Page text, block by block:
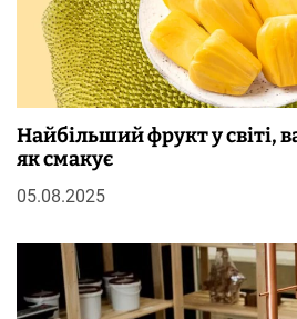
Найбільший фрукт у світі,
як смакує
05.08.2025